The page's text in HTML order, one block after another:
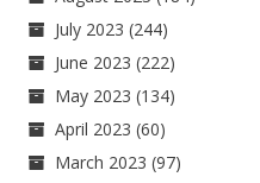
July 2023 (244)
June 2023 (222)
May 2023 (134)
April 2023 (60)
March 2023 (97)